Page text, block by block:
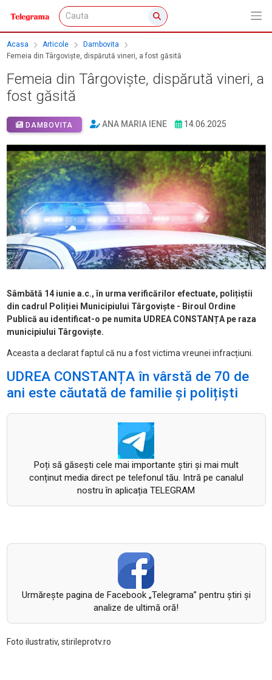
Acasa Articole
Dambovita
Femeia din Târgoviște, dispărută vineri, a fost găsită
Femeia din Târgoviște, dispărută vineri, a
fost găsită
DAMBOVITA ANA MARIA IENE 14.06.2025
Sâmbătă 14 iunie a.c., în urma verificărilor efectuate, polițiștii
din cadrul Poliției Municipiului Târgoviște - Biroul Ordine
Publică au identificat-o pe numita UDREA CONSTANȚA pe raza
municipiului Târgoviște.
Aceasta a declarat faptul că nu a fost victima vreunei infracțiuni.
UDREA CONSTANȚA în vârstă de 70 de
ani este căutată de familie și polițiști
Poți să găsești cele mai importante știri și mai mult
conținut media direct pe telefonul tău. Intră pe canalul
nostru în aplicația TELEGRAM
Urmăreşte pagina de Facebook „Telegrama” pentru ştiri şi
analize de ultimă oră!
Foto ilustrativ, stirileprotv.ro